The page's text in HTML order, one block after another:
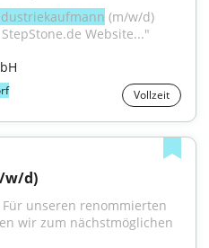
(m/w/d)
Website..."
Vollzeit
w/d)
unseren renommierten
wir zum nächstmöglichen